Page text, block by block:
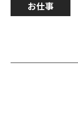
お仕事